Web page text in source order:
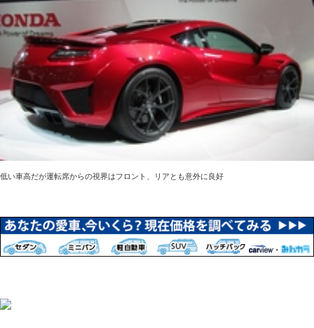
低い車高だが運転席からの視界はフロント、リアとも意外に良好